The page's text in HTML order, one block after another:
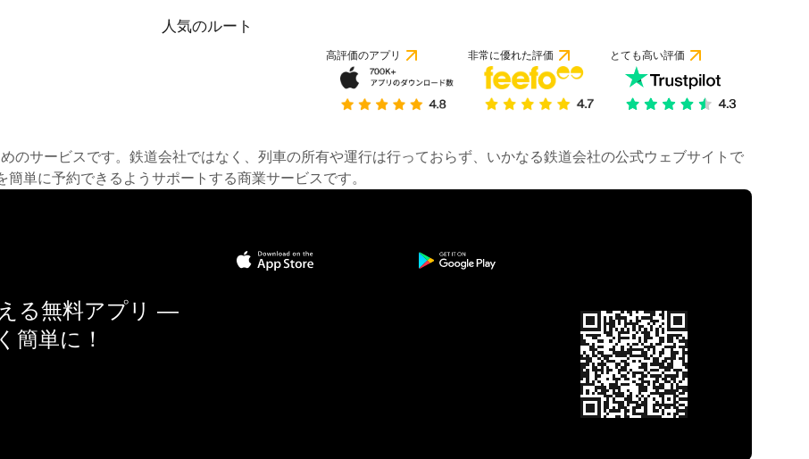
人気のルート
高評価のアプリ 非常に優れた評価 とても高い評価
のサービスです。鉄道会社ではなく、列車の所有や運行は行っておらず、いかなる鉄道会社の公式ウェブサイトで
単に予約できるようサポートする商業サービスです。
る無料アプリ —
簡単に！